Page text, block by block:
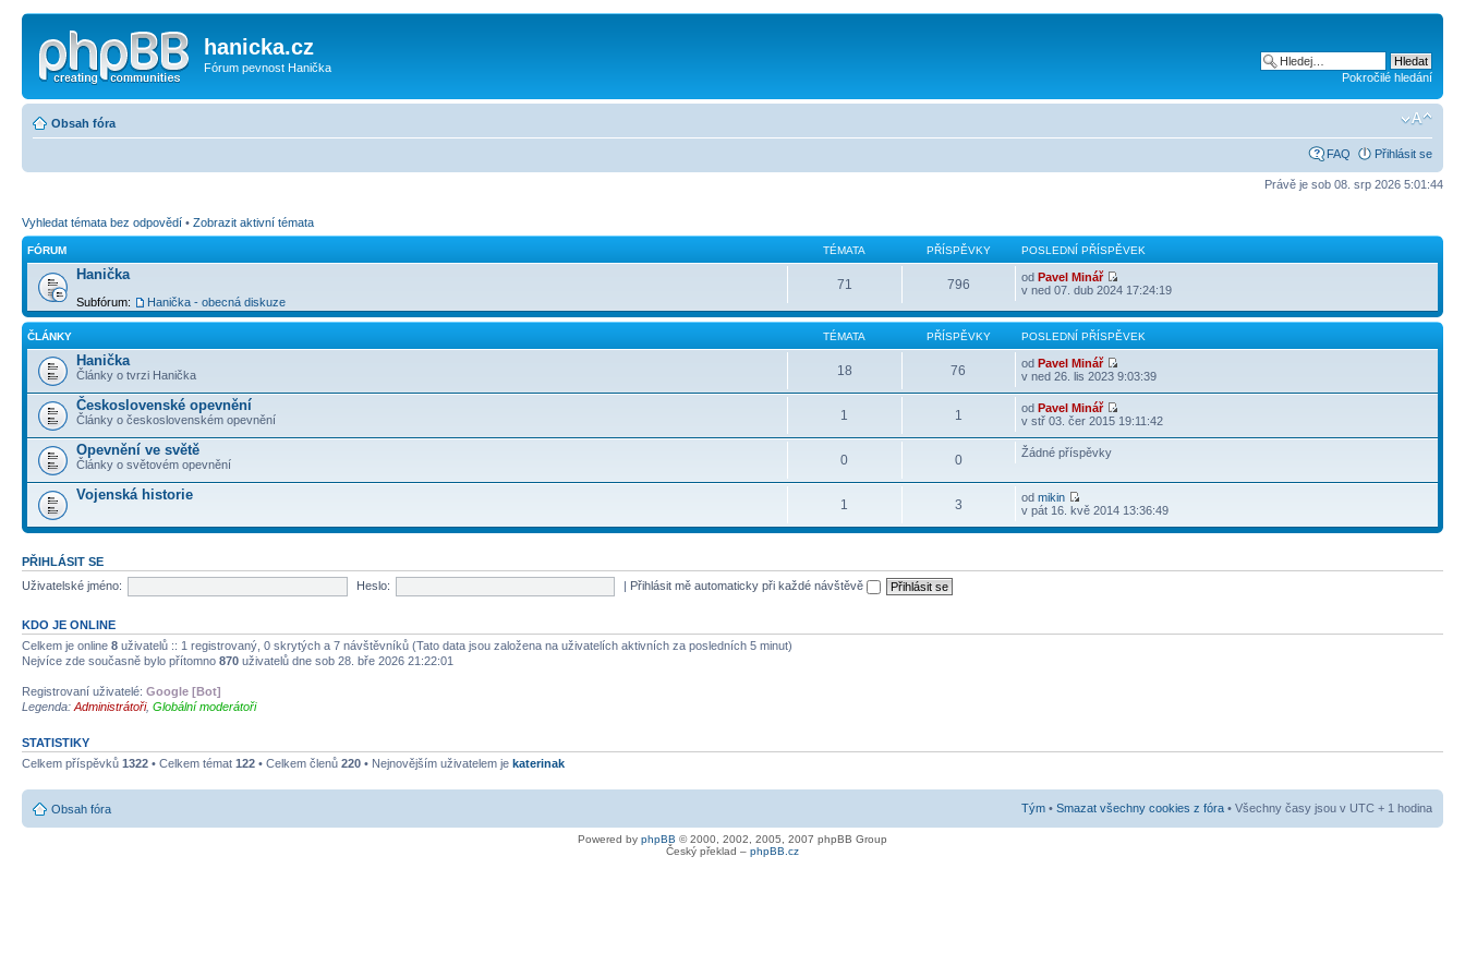
hanicka.cz
Fórum pevnost Hanička
Pokročilé hledání
Obsah fóra
FAQ Přihlásit se
Právě je sob 08. srp 2026 5:01:44
Vyhledat témata bez odpovědí • Zobrazit aktivní témata
FÓRUM TÉMATA PŘÍSPĚVKY POSLEDNÍ PŘÍSPĚVEK
Hanička
Subfórum: Hanička - obecná diskuze
71 796 odPavel Minář
v ned 07. dub 2024 17:24:19
ČLÁNKY TÉMATA PŘÍSPĚVKY POSLEDNÍ PŘÍSPĚVEK
Hanička
Články o tvrzi Hanička 18 76 odPavel Minář
v ned 26. lis 2023 9:03:39
Československé opevnění
Články o československém opevnění 1 1 odPavel Minář
v stř 03. čer 2015 19:11:42
Opevnění ve světě
Články o světovém opevnění 0 0 Žádné příspěvky
Vojenská historie
1 3 odmikin
v pát 16. kvě 2014 13:36:49
PŘIHLÁSIT SE
Uživatelské jméno:
Heslo: | Přihlásit mě automaticky při každé návštěvě
KDO JE ONLINE
Celkem je online 8 uživatelů :: 1 registrovaný, 0 skrytých a 7 návštěvníků (Tato data jsou založena na uživatelích aktivních za posledních 5 minut)
Nejvíce zde současně bylo přítomno 870 uživatelů dne sob 28. bře 2026 21:22:01
Registrovaní uživatelé: Google [Bot]
Legenda: Administrátoři, Globální moderátoři
STATISTIKY
Celkem příspěvků 1322 • Celkem témat 122 • Celkem členů 220 • Nejnovějším uživatelem je katerinak
Obsah fóra Tým • Smazat všechny cookies z fóra • Všechny časy jsou v UTC + 1 hodina
Powered by phpBB © 2000, 2002, 2005, 2007 phpBB Group
Český překlad – phpBB.cz